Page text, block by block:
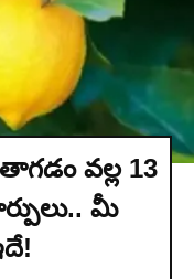
వల్ల 13
మీ